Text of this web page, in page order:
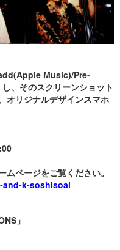
Music)/Pre-
、そのスクリーンショット
オリジナルデザインスマホ
ページをご覧ください。
and-k-soshisoai
」